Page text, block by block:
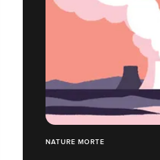
NATURE MORTE